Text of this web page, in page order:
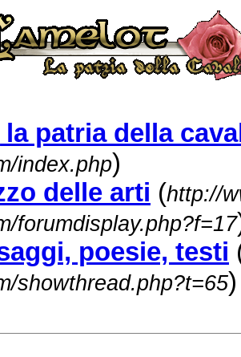
la patria della
index.php)
delle arti (http://
forumdisplay.php?f=17
poesie, testi
showthread.php?t=65)